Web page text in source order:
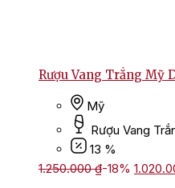
Rượu Vang Trắng Mỹ
Mỹ
Rượu Vang
13 %
1.250.000₫-18% Giá
gốc